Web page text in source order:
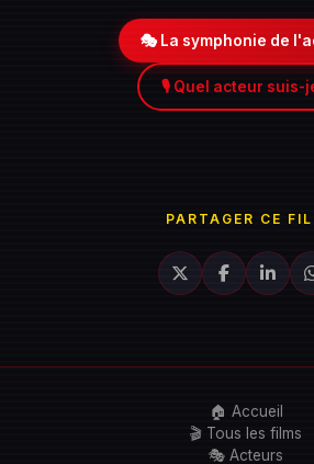
🎭 La symphonie de
🎙️ Quel acteur suis-
PARTAGER CE
🏠 Accueil
🎬 Tous les films
🎭 Acteurs